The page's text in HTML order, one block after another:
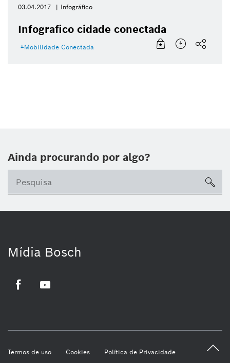
03.04.2017 Infográfico
Infografico cidade conectada
Mobilidade Conectada
Ainda procurando por algo?
Mídia Bosch
Termos de uso Cookies Política de Privacidade